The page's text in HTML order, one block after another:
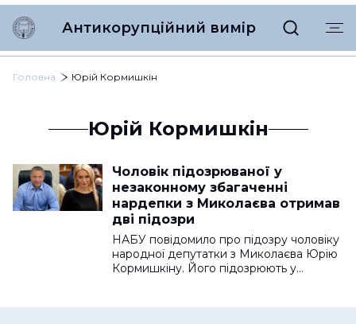
Антикорупційний вимір
Головна Юрій Кормишкін
Юрій Кормишкін
Чоловік підозрюваної у
незаконному збагаченні
нардепки з Миколаєва отримав
дві підозри
НАБУ повідомило про підозру чоловіку
народної депутатки з Миколаєва Юрію
Кормишкіну. Його підозрюють у…